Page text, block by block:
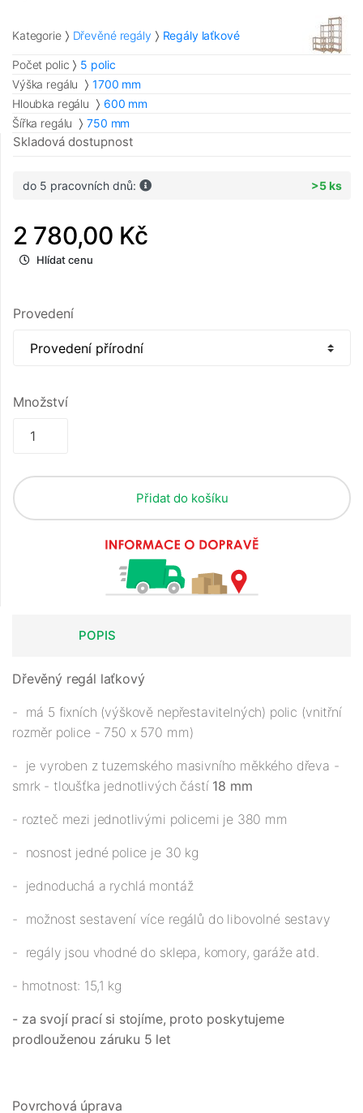
Kategorie Dřevěné regály Regály laťkové
Počet polic
5 polic
Výška regálu
1700 mm
Hloubka regálu
600 mm
Šířka regálu
750 mm
Skladová dostupnost
do 5 pracovních dnů: >5 ks
2 780,00 Kč
Hlídat cenu
Provedení
Množství
Přidat do košíku
POPIS
Dřevěný regál laťkový
- má 5 fixních (výškově nepřestavitelných) polic (vnitřní
rozměr police - 750 x 570 mm)
- je vyroben z tuzemského masivního měkkého dřeva -
smrk - tloušťka jednotlivých částí 18 mm
- rozteč mezi jednotlivými policemi je 380 mm
- nosnost jedné police je 30 kg
- jednoduchá a rychlá montáž
- možnost sestavení více regálů do libovolné sestavy
- regály jsou vhodné do sklepa, komory, garáže atd.
- hmotnost: 15,1 kg
- za svojí prací si stojíme, proto poskytujeme
prodlouženou záruku 5 let
Povrchová úprava